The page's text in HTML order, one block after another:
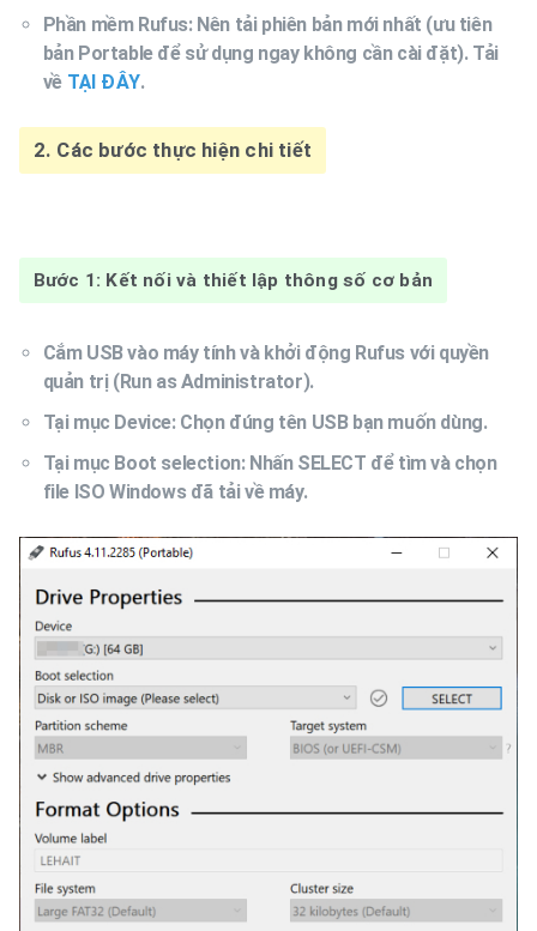
Phần mềm Rufus: Nên tải phiên bản mới nhất (ưu tiên
bản Portable để sử dụng ngay không cần cài đặt). Tải
về TẠI ĐÂY.
2. Các bước thực hiện chi tiết
Bước 1: Kết nối và thiết lập thông số cơ bản
Cắm USB vào máy tính và khởi động Rufus với quyền
quản trị (Run as Administrator).
Tại mục Device: Chọn đúng tên USB bạn muốn dùng.
Tại mục Boot selection: Nhấn SELECT để tìm và chọn
file ISO Windows đã tải về máy.